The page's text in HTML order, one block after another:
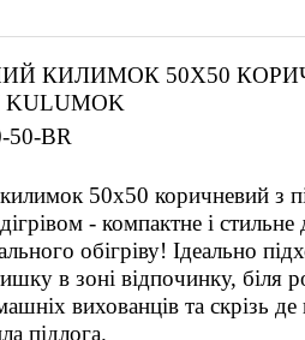
КИЛИМОК 50Х50
50-BR
50х50 коричневий з
- компактне і стильне
обігріву! Ідеально
в зоні відпочинку, біля
вихованців та скрізь де
підлога.